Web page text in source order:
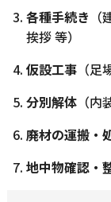
各種手続き
挨拶 等）
仮設工事（足
分別解体（内
廃材の運搬・
地中物確認・